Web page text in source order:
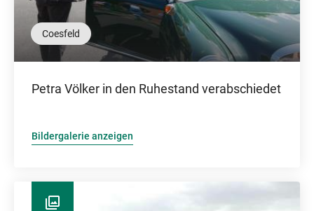
Coesfeld
Petra Völker in den Ruhestand verabschiedet
Bildergalerie anzeigen